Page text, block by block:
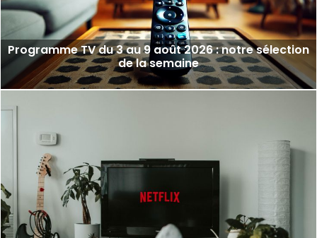
Programme TV du 3 au 9 août 2026 : notre sélection
de la semaine